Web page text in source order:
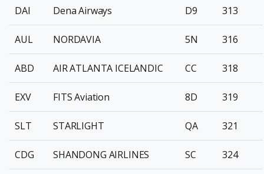
DAI Dena Airways D9 313
AUL NORDAVIA 5N 316
ABD AIR ATLANTA ICELANDIC CC 318
EXV FITS Aviation 8D 319
SLT STARLIGHT QA 321
CDG SHANDONG AIRLINES SC 324